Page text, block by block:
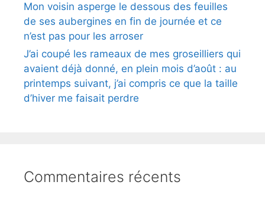
Mon voisin asperge le dessous des feuilles
de ses aubergines en fin de journée et ce
n’est pas pour les arroser
J’ai coupé les rameaux de mes groseilliers qui
avaient déjà donné, en plein mois d’août : au
printemps suivant, j’ai compris ce que la taille
d’hiver me faisait perdre
Commentaires récents